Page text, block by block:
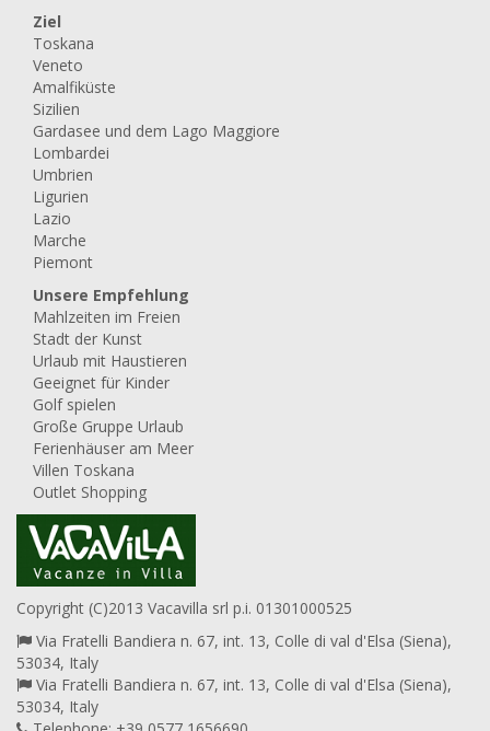
Ziel
Toskana
Veneto
Amalfiküste
Sizilien
Gardasee und dem Lago Maggiore
Lombardei
Umbrien
Ligurien
Lazio
Marche
Piemont
Unsere Empfehlung
Mahlzeiten im Freien
Stadt der Kunst
Urlaub mit Haustieren
Geeignet für Kinder
Golf spielen
Große Gruppe Urlaub
Ferienhäuser am Meer
Villen Toskana
Outlet Shopping
Copyright (C)2013 Vacavilla srl p.i. 01301000525
Via Fratelli Bandiera n. 67, int. 13, Colle di val d'Elsa (Siena),
53034, Italy
Via Fratelli Bandiera n. 67, int. 13, Colle di val d'Elsa (Siena),
53034, Italy